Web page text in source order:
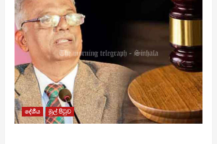
දේශීය මුල් පිටුව